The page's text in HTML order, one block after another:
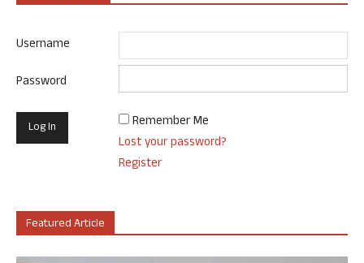
Username
Password
Remember Me
Lost your password?
Register
Featured Article